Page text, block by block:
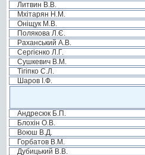
Литвин В.В.
Мхітарян Н.М.
Оніщук М.В.
Полякова Л.Є.
Раханський А.В.
Сергієнко Л.Г.
Сушкевич В.М.
Тігіпко С.Л.
Шаров І.Ф.
Андресюк Б.П.
Блохін О.В.
Воюш В.Д.
Горбатов В.М.
Дубицький В.В.